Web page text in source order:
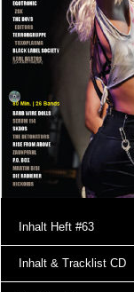
Inhalt Heft #63
Inhalt & Tracklist CD